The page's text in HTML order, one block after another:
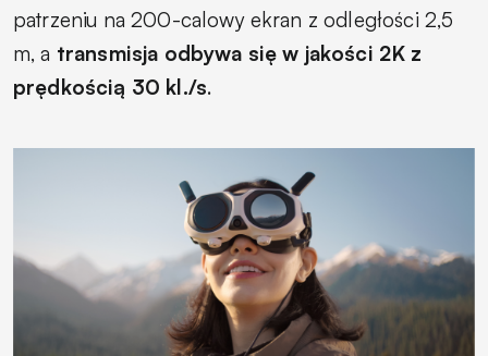
patrzeniu na 200-calowy ekran z odległości 2,5
m, a transmisja odbywa się w jakości 2K z
prędkością 30 kl./s.